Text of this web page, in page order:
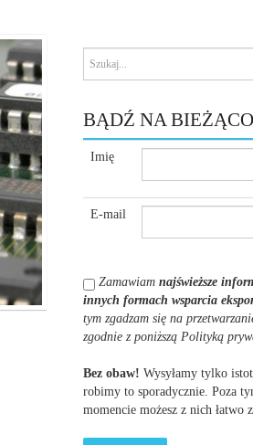
BĄDŹ NA BIEŻĄCO
Imię
E-mail
Zamawiam najświeższe
innych formach wsparcia
tym zgadzam się na
zgodnie z poniższą Polityką
Bez obaw! Wysyłamy tylko
robimy to sporadycznie. Poza
momencie możesz z nich łatwo